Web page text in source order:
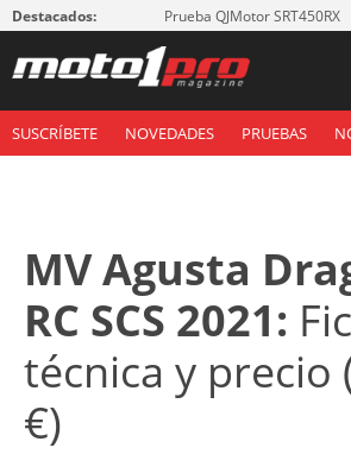
Destacados: Prueba QJMotor SRT450RX
SUSCRÍBETE NOVEDADES PRUEBAS
MV Agusta
RC SCS 2021:
técnica y precio
€)